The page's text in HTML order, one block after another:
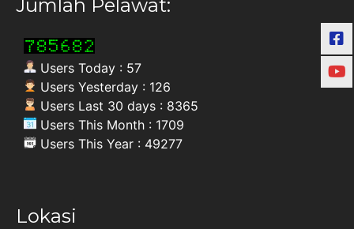
Jumlah Pelawat:
Users Today : 57
Users Yesterday : 126
Users Last 30 days : 8365
Users This Month : 1709
Users This Year : 49277
Lokasi